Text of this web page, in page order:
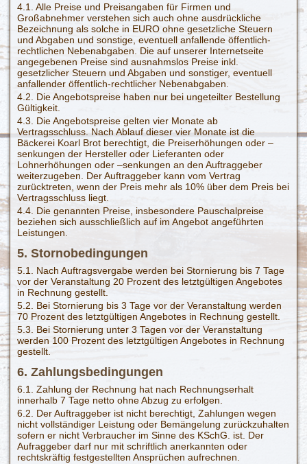
4.1. Alle Preise und Preisangaben für Firmen und
Großabnehmer verstehen sich auch ohne ausdrückliche
Bezeichnung als solche in EURO ohne gesetzliche Steuern
und Abgaben und sonstige, eventuell anfallende öffentlich-
rechtlichen Nebenabgaben. Die auf unserer Internetseite
angegebenen Preise sind ausnahmslos Preise inkl.
gesetzlicher Steuern und Abgaben und sonstiger, eventuell
anfallender öffentlich-rechtlicher Nebenabgaben.
4.2. Die Angebotspreise haben nur bei ungeteilter Bestellung
Gültigkeit.
4.3. Die Angebotspreise gelten vier Monate ab
Vertragsschluss. Nach Ablauf dieser vier Monate ist die
Bäckerei Koarl Brot berechtigt, die Preiserhöhungen oder –
senkungen der Hersteller oder Lieferanten oder
Lohnerhöhungen oder –senkungen an den Auftraggeber
weiterzugeben. Der Auftraggeber kann vom Vertrag
zurücktreten, wenn der Preis mehr als 10% über dem Preis bei
Vertragsschluss liegt.
4.4. Die genannten Preise, insbesondere Pauschalpreise
beziehen sich ausschließlich auf im Angebot angeführten
Leistungen.
5. Stornobedingungen
5.1. Nach Auftragsvergabe werden bei Stornierung bis 7 Tage
vor der Veranstaltung 20 Prozent des letztgültigen Angebotes
in Rechnung gestellt.
5.2. Bei Stornierung bis 3 Tage vor der Veranstaltung werden
70 Prozent des letztgültigen Angebotes in Rechnung gestellt.
5.3. Bei Stornierung unter 3 Tagen vor der Veranstaltung
werden 100 Prozent des letztgültigen Angebotes in Rechnung
gestellt.
6. Zahlungsbedingungen
6.1. Zahlung der Rechnung hat nach Rechnungserhalt
innerhalb 7 Tage netto ohne Abzug zu erfolgen.
6.2. Der Auftraggeber ist nicht berechtigt, Zahlungen wegen
nicht vollständiger Leistung oder Bemängelung zurückzuhalten
sofern er nicht Verbraucher im Sinne des KSchG. ist. Der
Aufraggeber darf nur mit schriftlich anerkannten oder
rechtskräftig festgestellten Ansprüchen aufrechnen.